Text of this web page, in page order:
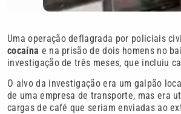
Uma operação deflagrada por policiais
cocaína e na prisão de dois homens no
investigação de três meses, que incluiu
O alvo da investigação era um galpão
de uma empresa de transporte, mas era
cargas de café que seriam enviadas ao